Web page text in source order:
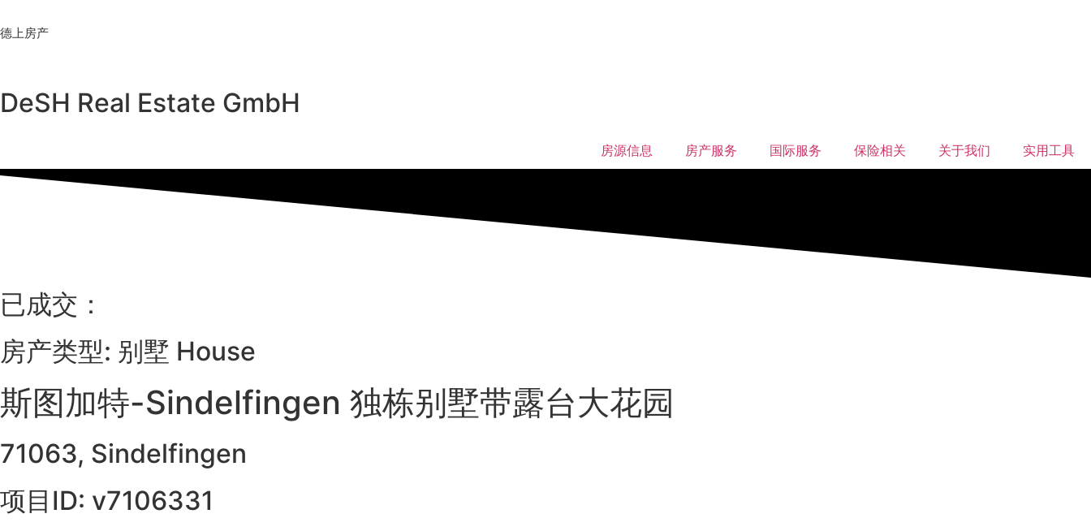
to
德上房产
DeSH Real Estate GmbH
房源信息 房产服务 国际服务 保险相关 关于我们 实用工具
已成交：
房产类型: 别墅 House
斯图加特-Sindelfingen 独栋别墅带露台大花园
71063, Sindelfingen
项目ID: v7106331